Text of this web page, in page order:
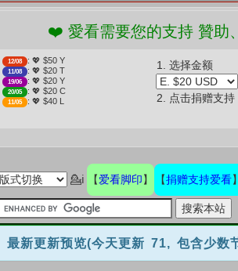
要您的支持 贊助、捐贈愛看 分
12/08 : 💖 $50 Y
11/08 : 💖 $20 T
19/06 : 💖 $20 Y
20/05 : 💖 $20 C
11/05 : 💖 $40 L
1. 选择金额
2. 点击捐赠支持
💁ℹ 【爱看脚印】 【捐赠支持爱看
最新更新预览(今天更新 71, 包含少数